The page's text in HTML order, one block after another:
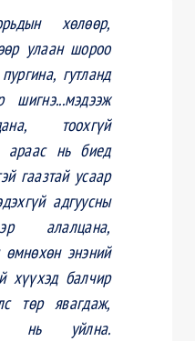
хөлөөр,
улаан шороо
гутланд
шигнэ...мэдээж
тоохгүй
араас нь биед
гаазтай усаар
адгуусны
алалцана,
энэний
хүүхэд балчир
төр явагдаж,
нь уйлна.